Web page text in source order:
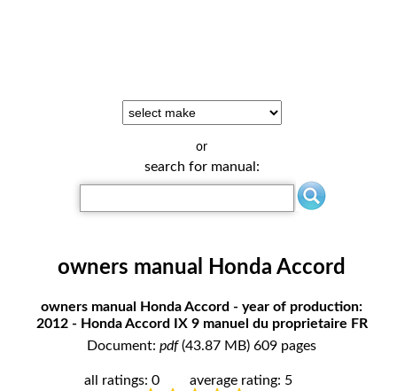
or
search for manual:
owners manual Honda Accord
owners manual Honda Accord - year of production:
2012 - Honda Accord IX 9 manuel du proprietaire FR
Document:pdf(43.87 MB) 609 pages
all ratings: 0 average rating: 5